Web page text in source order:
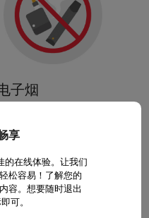
子烟
吸食电子烟（包括电
，违者将面临包括罚
或起诉在内的处罚。
外，若游客被发现购
享
的在线体验。让我们
松容易！了解您的
容。想要随时退出
可。